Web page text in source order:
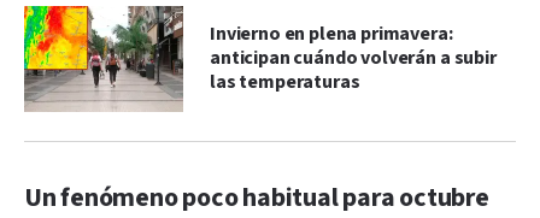
Invierno en plena primavera:
anticipan cuándo volverán a subir
las temperaturas
Un fenómeno poco habitual para octubre